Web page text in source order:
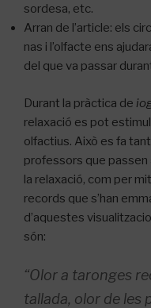
sordesa, etc.
Arran de l’article: els
nas i l’olfacte ens
del que va passar
Durant la pràctica de
relaxació es pot
olfactius. Això es fa
professors que
la relaxació, com per
records que s’han
d’aquestes
són:
“Olor a taronges
tallada, olor de les